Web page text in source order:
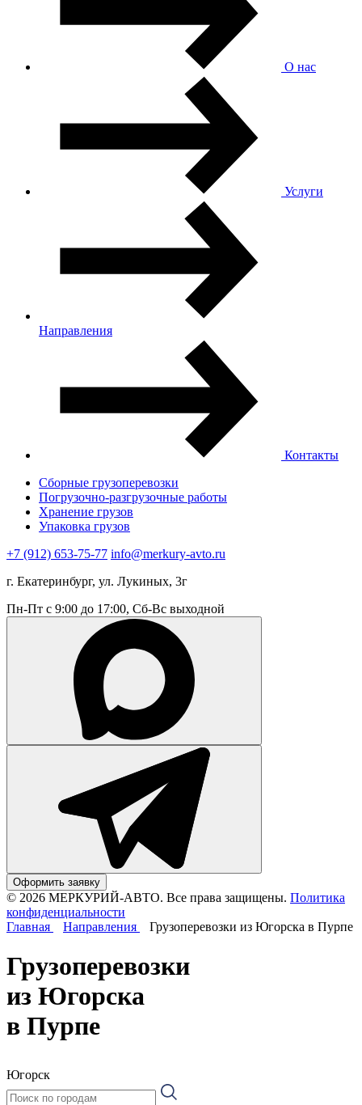
О нас
Услуги
Направления
Контакты
Сборные грузоперевозки
Погрузочно-разгрузочные работы
Хранение грузов
Упаковка грузов
+7 (912) 653-75-77 info@merkury-avto.ru
г. Екатеринбург, ул. Лукиных, 3г
Пн-Пт с 9:00 до 17:00, Сб-Вс выходной
Оформить заявку
© 2026 МЕРКУРИЙ-АВТО. Все права защищены. Политика
конфиденциальности
Главная
Направления Грузоперевозки из Югорска в Пурпе
Грузоперевозки
из Югорска
в Пурпе
Югорск